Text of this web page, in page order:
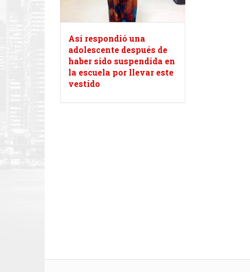
Así respondió una
adolescente después de
haber sido suspendida en
la escuela por llevar este
vestido